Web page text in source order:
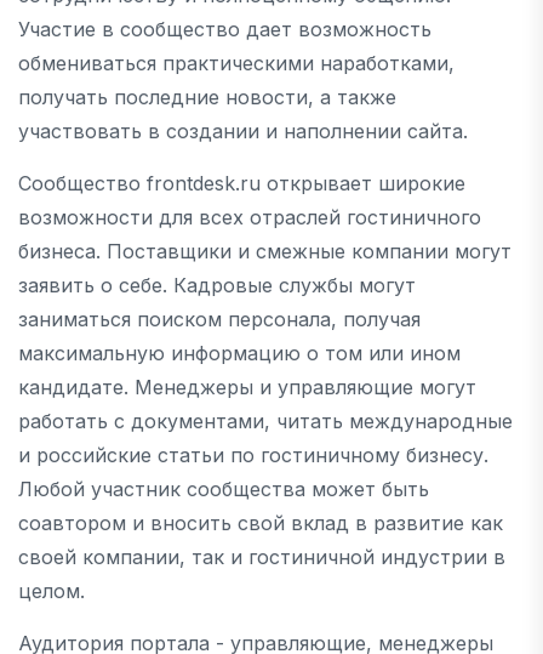
Участие в сообщество дает возможность
обмениваться практическими наработками,
получать последние новости, а также
участвовать в создании и наполнении сайта.
Сообщество frontdesk.ru открывает широкие
возможности для всех отраслей гостиничного
бизнеса. Поставщики и смежные компании могут
заявить о себе. Кадровые службы могут
заниматься поиском персонала, получая
максимальную информацию о том или ином
кандидате. Менеджеры и управляющие могут
работать с документами, читать международные
и российские статьи по гостиничному бизнесу.
Любой участник сообщества может быть
соавтором и вносить свой вклад в развитие как
своей компании, так и гостиничной индустрии в
целом.
Аудитория портала - управляющие, менеджеры